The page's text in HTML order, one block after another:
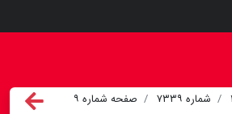
شماره ۷۳۳۹
صفحه شماره ۹